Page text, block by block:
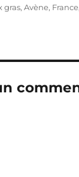
le
gras,Avène, France